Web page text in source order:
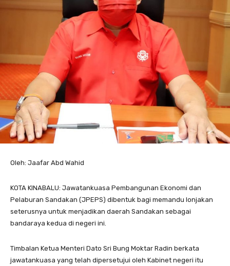
Oleh: Jaafar Abd Wahid
KOTA KINABALU: Jawatankuasa Pembangunan Ekonomi dan
Pelaburan Sandakan (JPEPS) dibentuk bagi memandu lonjakan
seterusnya untuk menjadikan daerah Sandakan sebagai
bandaraya kedua di negeri ini.
Timbalan Ketua Menteri Dato Sri Bung Moktar Radin berkata
jawatankuasa yang telah dipersetujui oleh Kabinet negeri itu